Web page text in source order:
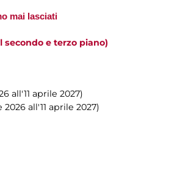
mai lasciati
secondo e terzo piano)
all'11 aprile 2027)
all'11 aprile 2027)